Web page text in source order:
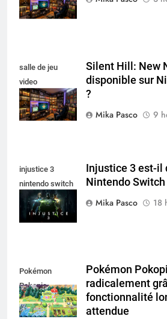
salle de jeu
video
collectionneur
Silent Hill: New
disponible sur
?
Mika Pasco
9
injustice 3
nintendo switch
Injustice 3 est-il
Nintendo Switch
Mika Pasco
18
Pokémon
Pokopia
Pokémon
radicalement
fonctionnalité
attendue